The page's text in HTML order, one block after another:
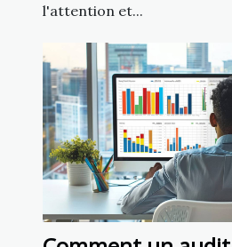
l'attention et...